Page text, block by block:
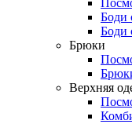
Боди
Боди
Брюки
Верхняя